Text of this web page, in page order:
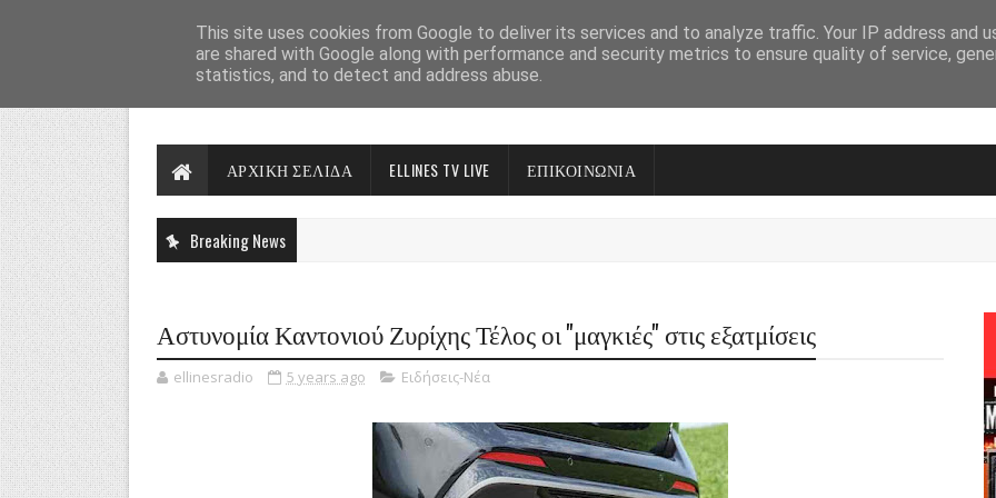
ΑΡΧΙΚΗ ΣΕΛΙΔΑ ELLINES TV LIVE ΕΠΙΚΟΙΝΩΝΙΑ
Breaking News
Αστυνομία Καντονιού Ζυρίχης Τέλος οι ''μαγκιές'' στις εξατμίσεις
ellinesradio 5 years ago Ειδήσεις-Νέα
This site uses cookies from Google to deliver its services and to analyze traffic. Your IP address and
are shared with Google along with performance and security metrics to ensure quality of service,
statistics, and to detect and address abuse.